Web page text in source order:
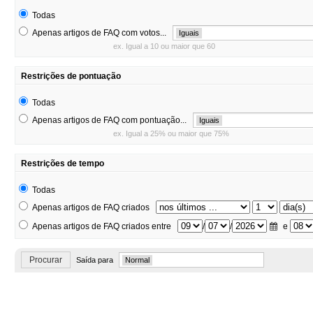
Todas
Apenas artigos de FAQ com votos...
Iguais
ex. Igual a 10 ou maior que 60
Restrições de pontuação
Todas
Apenas artigos de FAQ com pontuação...
Iguais
ex. Igual a 25% ou maior que 75%
Restrições de tempo
Todas
Apenas artigos de FAQ criados
Apenas artigos de FAQ criados entre
/ / e
Procurar Saída para Normal